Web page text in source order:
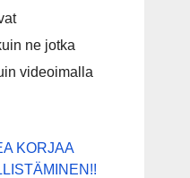
ne jotka
videoimalla
KORJAA